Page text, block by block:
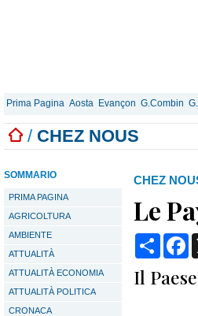
Prima Pagina Aosta Evançon G.Combin
/ CHEZ NOUS
SOMMARIO
PRIMA PAGINA
AGRICOLTURA
AMBIENTE
ATTUALITÀ
ATTUALITÀ ECONOMIA
ATTUALITÀ POLITICA
CRONACA
CHEZ
Le
Il